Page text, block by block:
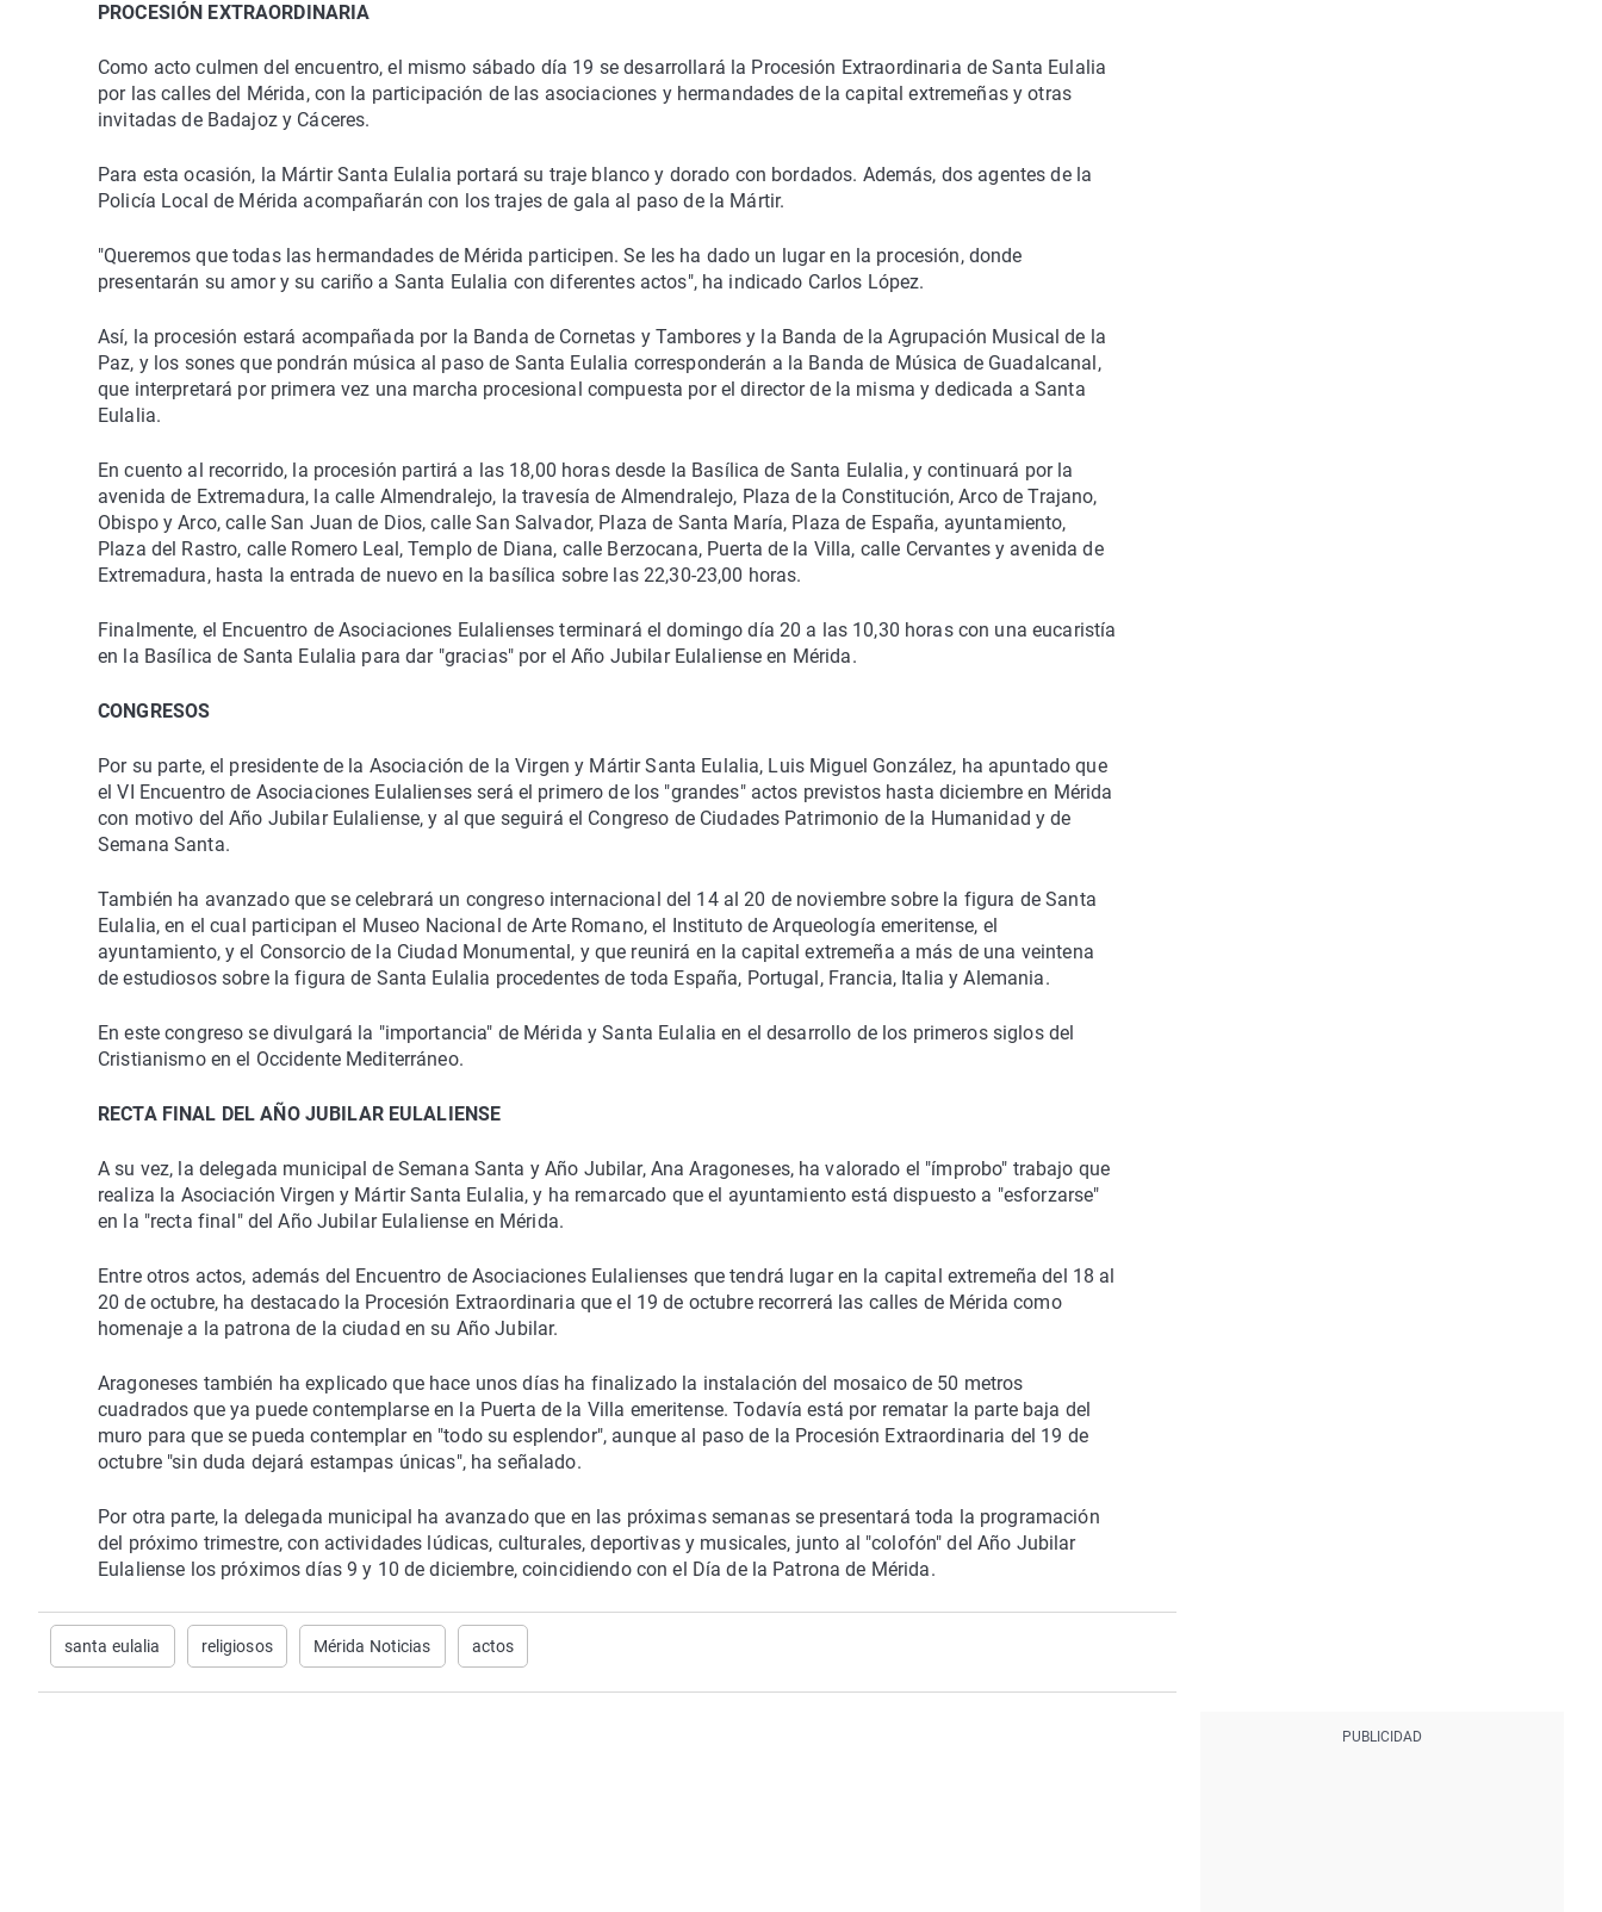
PROCESIÓN EXTRAORDINARIA
Como acto culmen del encuentro, el mismo sábado día 19 se desarrollará la Procesión Extraordinaria de Santa Eulalia
por las calles del Mérida, con la participación de las asociaciones y hermandades de la capital extremeñas y otras
invitadas de Badajoz y Cáceres.
Para esta ocasión, la Mártir Santa Eulalia portará su traje blanco y dorado con bordados. Además, dos agentes de la
Policía Local de Mérida acompañarán con los trajes de gala al paso de la Mártir.
"Queremos que todas las hermandades de Mérida participen. Se les ha dado un lugar en la procesión, donde
presentarán su amor y su cariño a Santa Eulalia con diferentes actos", ha indicado Carlos López.
Así, la procesión estará acompañada por la Banda de Cornetas y Tambores y la Banda de la Agrupación Musical de la
Paz, y los sones que pondrán música al paso de Santa Eulalia corresponderán a la Banda de Música de Guadalcanal,
que interpretará por primera vez una marcha procesional compuesta por el director de la misma y dedicada a Santa
Eulalia.
En cuento al recorrido, la procesión partirá a las 18,00 horas desde la Basílica de Santa Eulalia, y continuará por la
avenida de Extremadura, la calle Almendralejo, la travesía de Almendralejo, Plaza de la Constitución, Arco de Trajano,
Obispo y Arco, calle San Juan de Dios, calle San Salvador, Plaza de Santa María, Plaza de España, ayuntamiento,
Plaza del Rastro, calle Romero Leal, Templo de Diana, calle Berzocana, Puerta de la Villa, calle Cervantes y avenida de
Extremadura, hasta la entrada de nuevo en la basílica sobre las 22,30-23,00 horas.
Finalmente, el Encuentro de Asociaciones Eulalienses terminará el domingo día 20 a las 10,30 horas con una eucaristía
en la Basílica de Santa Eulalia para dar "gracias" por el Año Jubilar Eulaliense en Mérida.
CONGRESOS
Por su parte, el presidente de la Asociación de la Virgen y Mártir Santa Eulalia, Luis Miguel González, ha apuntado que
el VI Encuentro de Asociaciones Eulalienses será el primero de los "grandes" actos previstos hasta diciembre en Mérida
con motivo del Año Jubilar Eulaliense, y al que seguirá el Congreso de Ciudades Patrimonio de la Humanidad y de
Semana Santa.
También ha avanzado que se celebrará un congreso internacional del 14 al 20 de noviembre sobre la figura de Santa
Eulalia, en el cual participan el Museo Nacional de Arte Romano, el Instituto de Arqueología emeritense, el
ayuntamiento, y el Consorcio de la Ciudad Monumental, y que reunirá en la capital extremeña a más de una veintena
de estudiosos sobre la figura de Santa Eulalia procedentes de toda España, Portugal, Francia, Italia y Alemania.
En este congreso se divulgará la "importancia" de Mérida y Santa Eulalia en el desarrollo de los primeros siglos del
Cristianismo en el Occidente Mediterráneo.
RECTA FINAL DEL AÑO JUBILAR EULALIENSE
A su vez, la delegada municipal de Semana Santa y Año Jubilar, Ana Aragoneses, ha valorado el "ímprobo" trabajo que
realiza la Asociación Virgen y Mártir Santa Eulalia, y ha remarcado que el ayuntamiento está dispuesto a "esforzarse"
en la "recta final" del Año Jubilar Eulaliense en Mérida.
Entre otros actos, además del Encuentro de Asociaciones Eulalienses que tendrá lugar en la capital extremeña del 18 al
20 de octubre, ha destacado la Procesión Extraordinaria que el 19 de octubre recorrerá las calles de Mérida como
homenaje a la patrona de la ciudad en su Año Jubilar.
Aragoneses también ha explicado que hace unos días ha finalizado la instalación del mosaico de 50 metros
cuadrados que ya puede contemplarse en la Puerta de la Villa emeritense. Todavía está por rematar la parte baja del
muro para que se pueda contemplar en "todo su esplendor", aunque al paso de la Procesión Extraordinaria del 19 de
octubre "sin duda dejará estampas únicas", ha señalado.
Por otra parte, la delegada municipal ha avanzado que en las próximas semanas se presentará toda la programación
del próximo trimestre, con actividades lúdicas, culturales, deportivas y musicales, junto al "colofón" del Año Jubilar
Eulaliense los próximos días 9 y 10 de diciembre, coincidiendo con el Día de la Patrona de Mérida.
santa eulalia religiosos Mérida Noticias actos